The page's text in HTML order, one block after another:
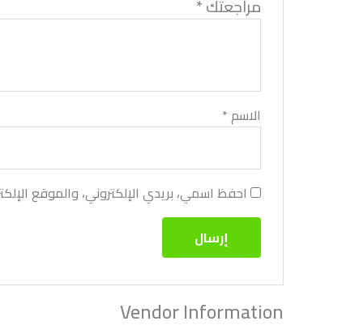
مراجعتك*
الاسم*
احفظ اسمي، بريدي الإلكتروني، والموقع
Vendor Information